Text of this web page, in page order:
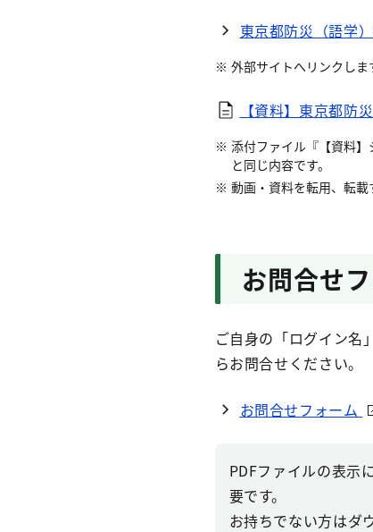
東京都防災（語学
外部サイトへリンクしま
【資料】東京都防
添付ファイル『【資料
と同じ内容です。
動画・資料を転用、転載
お問合せ
ご自身の「ログイン名
らお問合せください。
お問合せフォーム
PDFファイルの表
要です。
お持ちでない方はダ